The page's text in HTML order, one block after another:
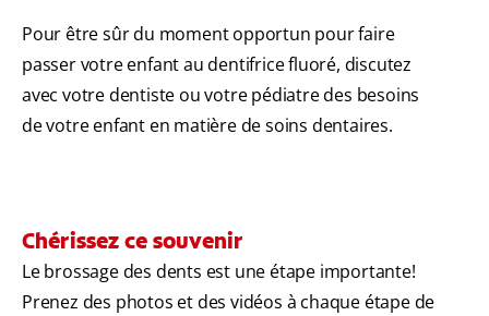
Pour être sûr du moment opportun pour faire
passer votre enfant au dentifrice fluoré, discutez
avec votre dentiste ou votre pédiatre des besoins
de votre enfant en matière de soins dentaires.
Chérissez ce souvenir
Le brossage des dents est une étape importante!
Prenez des photos et des vidéos à chaque étape de